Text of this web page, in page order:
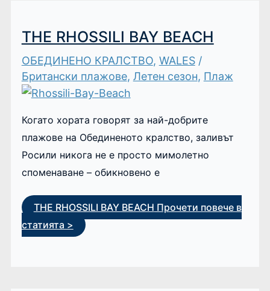
THE RHOSSILI BAY BEACH
ОБЕДИНЕНО КРАЛСТВО, WALES/
Британски плажове, Летен сезон, Плаж
Когато хората говорят за най-добрите
плажове на Обединеното кралство, заливът
Росили никога не е просто мимолетно
споменаване – обикновено е
THE RHOSSILI BAY BEACH Прочети повече в
статията >